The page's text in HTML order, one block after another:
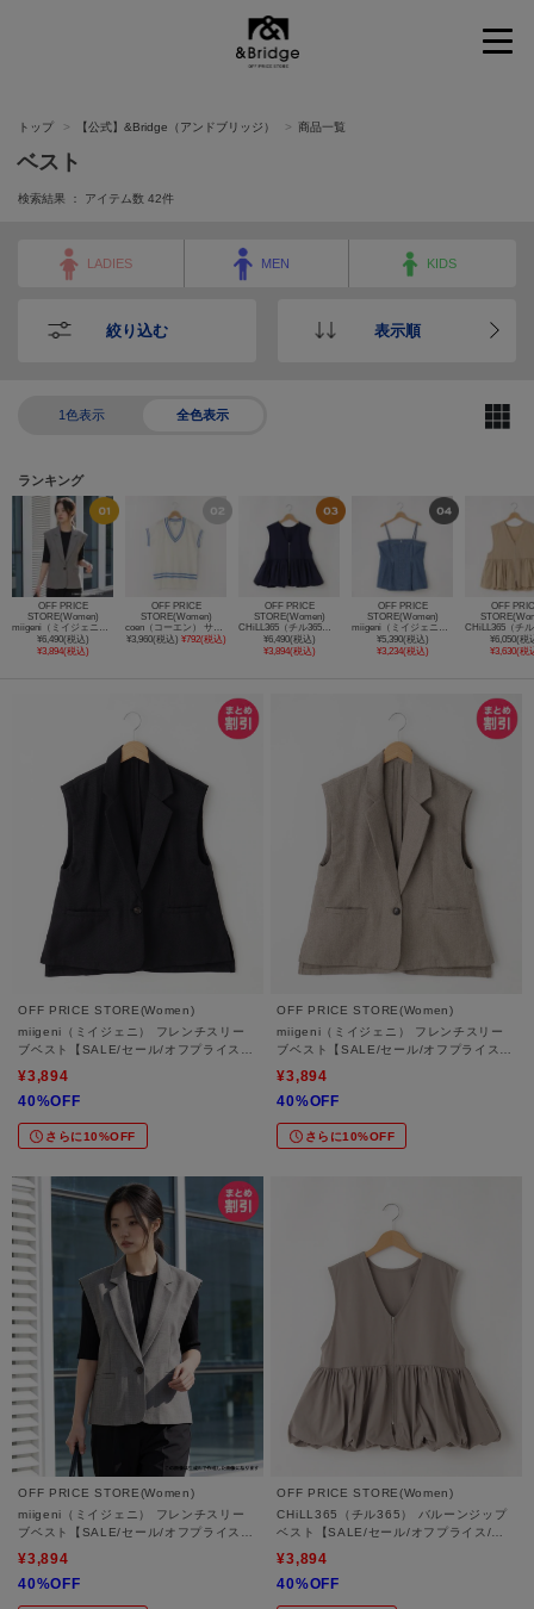
トップ 【公式】&Bridge（アンドブリッジ） 商品一覧
ベスト
検索結果 ： アイテム数 42件
LADIES MEN KIDS
絞り込む 表示順
1色表示 全色表示
ランキング
OFF PRICE
STORE(Women)
¥6,490(税込)
¥3,894(税込)
OFF PRICE
STORE(Women)
¥3,960(税込) ¥792(税込)
OFF PRICE
STORE(Women)
¥6,490(税込)
¥3,894(税込)
OFF PRICE
STORE(Women)
¥5,390(税込)
¥3,234(税込)
OFF
¥6,050(税
¥3,630(税
OFF PRICE STORE(Women)
miigeni（ミイジェニ） フレンチスリー
ブベスト【SALE/セール/オフプライス/
¥3,894
40%OFF
さらに10%OFF
OFF PRICE STORE(Women)
miigeni（ミイジェニ） フレンチスリー
ブベスト【SALE/セール/オフプライス/
¥3,894
40%OFF
さらに10%OFF
OFF PRICE STORE(Women)
miigeni（ミイジェニ） フレンチスリー
ブベスト【SALE/セール/オフプライス/
カジュアル/デイリー/トレンド/通勤】
¥3,894
40%OFF
OFF PRICE STORE(Women)
CHiLL365（チル365） バルーンジップ
ベスト【SALE/セール/オフプライス/カ
ジュアル/デイリー/トレンド/ゆったり/体
型カバー】
¥3,894
40%OFF